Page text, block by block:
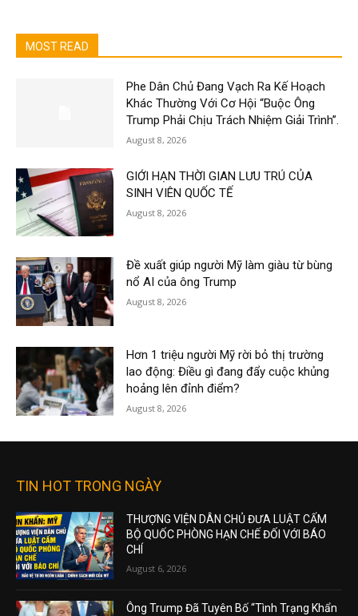
MOST READ
Phe Dân Chủ Đang Vạch Ra Kế Hoạch
Khác Thường Với Cơ Hội “Buộc Ông
Trump Phải Chịu Trách Nhiệm Giải Trình”.
August 8, 2026
GIỚI HẠN THỜI GIAN LƯU TRÚ CỦA
SINH VIÊN QUỐC TẾ
August 8, 2026
Đề xuất giúp người Mỹ làm giàu từ bùng
nổ AI của ông Trump
August 8, 2026
Hơn 1 triệu người Mỹ rời bỏ thị trường
lao động: Điều gì đang đẩy cuộc khủng
hoảng lên đỉnh điểm?
August 8, 2026
TIN HOT TRONG NGÀY
THƯỢNG VIỆN DÂN CHỦ ĐƯA LUẬT CẤM
BỘ QUỐC PHÒNG HẠN CHẾ ĐỐI VỚI BÁO
CHÍ
August 6, 2026
Ông Trump Đã Tuyên Bố “Tình Trạng Khẩn